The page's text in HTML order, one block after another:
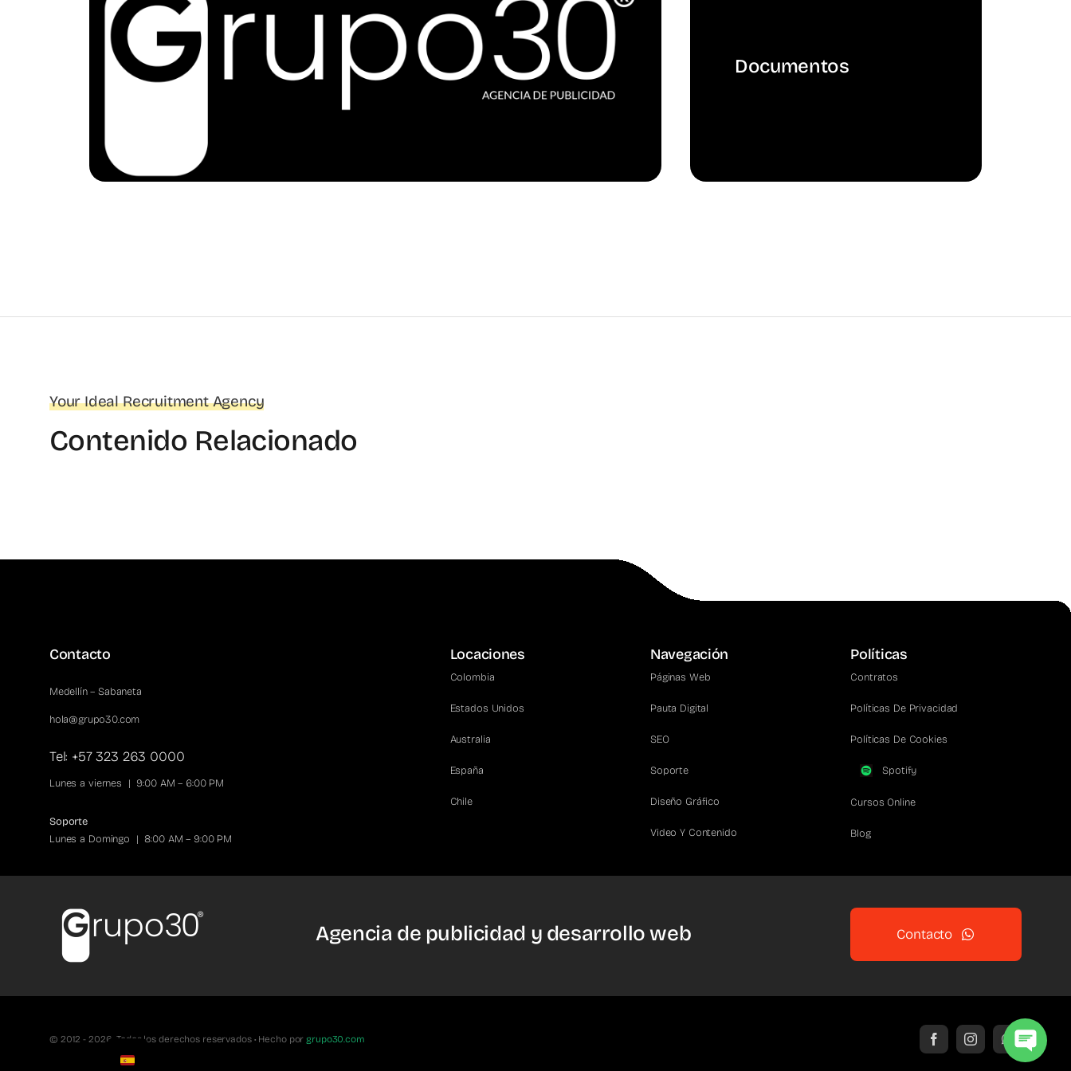
Documentos
Your Ideal Recruitment Agency
Contenido Relacionado
Contacto
Medellín – Sabaneta
hola@grupo30.com
Tel: +57 323 263 0000
Lunes a viernes | 9:00 AM – 6:00 PM
Soporte
Lunes a Domingo | 8:00 AM – 9:00 PM
Locaciones
Colombia
Estados Unidos
Australia
España
Chile
Navegación
Páginas Web
Pauta Digital
SEO
Soporte
Diseño Gráfico
Video Y Contenido
Políticas
Contratos
Políticas De Privacidad
Políticas De Cookies
Spotify
Cursos Online
Blog
Agencia de publicidad y desarrollo web Contacto
© 2012 - 2026• Todos los derechos reservados • Hecho porgrupo30.com